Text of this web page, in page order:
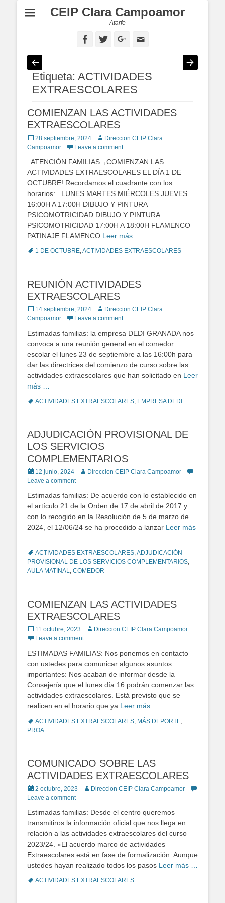
CEIP Clara Campoamor
Atarfe
FacebookTwitterGoogleplus
Etiqueta: ACTIVIDADES
EXTRAESCOLARES
COMIENZAN LAS ACTIVIDADES
EXTRAESCOLARES
Posted
on
28 septiembre, 2024 AuthorDireccion CEIP Clara
Campoamor
Leave a comment
ATENCIÓN FAMILIAS: ¡COMIENZAN LAS
ACTIVIDADES EXTRAESCOLARES EL DÍA 1 DE
OCTUBRE! Recordamos el cuadrante con los
horarios: LUNES MARTES MIÉRCOLES JUEVES
16:00H A 17:00H DIBUJO Y PINTURA
PSICOMOTRICIDAD DIBUJO Y PINTURA
PSICOMOTRICIDAD 17:00H A 18:00H FLAMENCO
PATINAJE FLAMENCO Leer más …
Tags1 DE OCTUBRE,ACTIVIDADES EXTRAESCOLARES
REUNIÓN ACTIVIDADES
EXTRAESCOLARES
Posted
on
14 septiembre, 2024 AuthorDireccion CEIP Clara
Campoamor
Leave a comment
Estimadas familias: la empresa DEDI GRANADA nos
convoca a una reunión general en el comedor
escolar el lunes 23 de septiembre a las 16:00h para
dar las directrices del comienzo de curso sobre las
actividades extraescolares que han solicitado en Leer
más …
TagsACTIVIDADES EXTRAESCOLARES, EMPRESA DEDI
ADJUDICACIÓN PROVISIONAL DE
LOS SERVICIOS
COMPLEMENTARIOS
Posted
on
12 junio, 2024 AuthorDireccion CEIP Clara Campoamor
Leave a comment
Estimadas familias: De acuerdo con lo establecido en
el artículo 21 de la Orden de 17 de abril de 2017 y
con lo recogido en la Resolución de 5 de marzo de
2024, el 12/06/24 se ha procedido a lanzar Leer más
TagsACTIVIDADES EXTRAESCOLARES,ADJUDICACIÓN
PROVISIONAL DE LOS SERVICIOS COMPLEMENTARIOS,
AULA MATINAL, COMEDOR
COMIENZAN LAS ACTIVIDADES
EXTRAESCOLARES
Posted
on
11 octubre, 2023 AuthorDireccion CEIP Clara Campoamor
Leave a comment
ESTIMADAS FAMILIAS: Nos ponemos en contacto
con ustedes para comunicar algunos asuntos
importantes: Nos acaban de informar desde la
Consejería que el lunes día 16 podrán comenzar las
actividades extraescolares. Está previsto que se
realicen en el horario que ya Leer más …
TagsACTIVIDADES EXTRAESCOLARES, MÁS DEPORTE,
PROA+
COMUNICADO SOBRE LAS
ACTIVIDADES EXTRAESCOLARES
Posted
on
2 octubre, 2023 AuthorDireccion CEIP Clara Campoamor
Leave a comment
Estimadas familias: Desde el centro queremos
transmitiros la información oficial que nos llega en
relación a las actividades extraescolares del curso
2023/24. «El acuerdo marco de actividades
Extraescolares está en fase de formalización. Aunque
ustedes hayan realizado todos los pasos Leer más …
TagsACTIVIDADES EXTRAESCOLARES